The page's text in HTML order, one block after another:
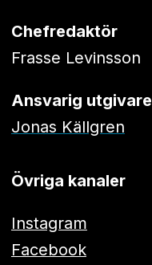
Chefredaktör
Frasse Levinsson
Ansvarig utgivare
Jonas Källgren
Övriga kanaler
Instagram
Facebook